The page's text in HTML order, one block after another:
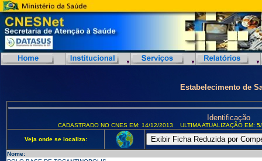
Estabelecimento de
Identificação
CADASTRADO NO CNES EM: 14/12/2013 ULTIMA ATUALIZAÇÃO EM:
Veja onde se localiza:
Nome: